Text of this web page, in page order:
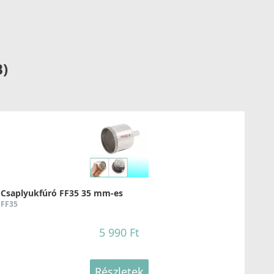
ELLECI - Csaptelep Trail Plus G62
Csaplyukfúró FF35 35 mm-es
FF35
5 990 Ft